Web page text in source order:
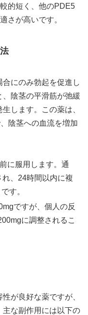
的短く、他のPDE5
さが高いです。
にのみ勃起を促進し
、陰茎の平滑筋が弛緩
します。この薬は、
陰茎への血流を増加
に服用します。通
、24時間以内に複
す。
ですが、個人の反
に調整されるこ
が良好な薬ですが、
な副作用には以下の